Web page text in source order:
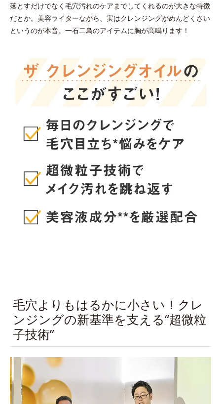
落とすだけでなく毛穴汚れのケアまでしてくれるのが大きな特徴
だとか。美容ライターながら、実はクレンジングがめんどくさい
というのが本音。一石二鳥のアイテムに胸が高鳴ります！
毛穴よりもはるかに小さい！クレ
ンジングの新基準を支える“超微粒
子技術”